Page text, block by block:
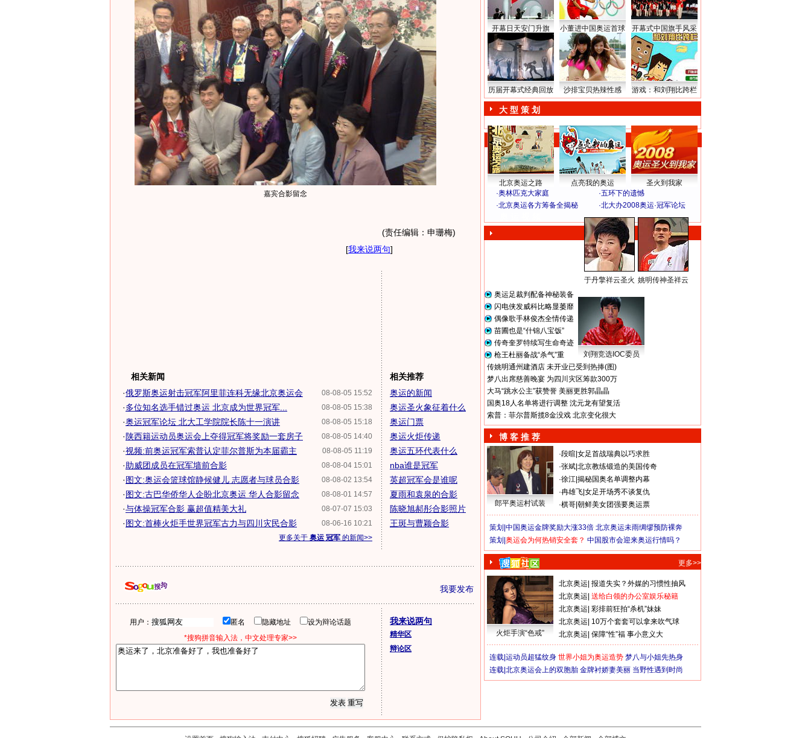
嘉宾合影留念
(责任编辑：申珊梅)
[我来说两句]
相关新闻
08-08-05 15:52
·俄罗斯奥运射击冠军阿里菲连科无缘北京奥运会
08-08-05 15:38
·多位知名选手错过奥运 北京成为世界冠军...
08-08-05 15:18
·奥运冠军论坛 北大工学院院长陈十一演讲
08-08-05 14:40
· 陕西籍运动员奥运会上夺得冠军将奖励一套房子
08-08-05 11:19
·视频:前奥运冠军索普认定菲尔普斯为本届霸主
08-08-04 15:01
·助威团成员在冠军墙前合影
08-08-02 13:54
·图文:奥运会篮球馆静候健儿 志愿者与球员合影
08-08-01 14:57
·图文:古巴华侨华人企盼北京奥运 华人合影留念
08-07-07 15:03
·与体操冠军合影 赢超值精美大礼
08-06-16 10:21
·图文:首棒火炬手世界冠军古力与四川灾民合影
更多关于 奥运 冠军 的新闻>>
相关推荐
奥运的新闻
奥运圣火象征着什么
奥运门票
奥运火炬传递
奥运五环代表什么
nba谁是冠军
英超冠军会是谁呢
夏雨和袁泉的合影
陈晓旭郝彤合影照片
王斑与曹颖合影
我要发布
用户： 匿名 隐藏地址
设为辩论话题
*搜狗拼音输入法，中文处理专家>>
我来说两句
精华区
辩论区
开幕日天安门升旗 小董进中国奥运首球 开幕式中国旗手风采
历届开幕式经典回放 沙排宝贝热辣性感 游戏：和刘翔比跨栏
大 型 策 划
北京奥运之路 点亮我的奥运
圣火到我家
·奥林匹克大家庭 ·五环下的遗憾
·北京奥运各方筹备全揭秘 ·北大办2008奥运·冠军论坛
于丹擎祥云圣火 姚明传神圣祥云
奥运足裁判配备神秘装备
闪电侠发威科比略显萎靡
偶像歌手林俊杰全情传递
苗圃也是“什锦八宝饭”
传奇奎罗特续写生命奇迹
枪王杜丽备战“杀气”重
刘翔竞选IOC委员
传姚明通州建酒店 未开业已受到热捧(图)
梦八出席慈善晚宴 为四川灾区筹款300万
大马“跳水公主”获赞誉 美丽更胜郭晶晶
国奥18人名单将进行调整 沈元龙有望复活
索普：菲尔普斯揽8金没戏 北京变化很大
博 客 推 荐
郎平奥运村试装
·段暄 女足首战瑞典以巧求胜
·张斌 北京教练锻造的美国传奇
·徐江 揭秘国奥名单调整内幕
·冉雄飞 女足开场秀不谈复仇
·棋哥 朝鲜美女团强要奥运票
策划| 中国奥运金牌奖励大涨33倍 北京奥运未雨绸缪预防裸奔
策划| 奥运会为何热销安全套？ 中国股市会迎来奥运行情吗？
更多>>
火炬手演“色戒”
北京奥运 报道失实？外媒的习惯性抽风
北京奥运 送给白领的办公室娱乐秘籍
北京奥运 彩排前狂拍“杀机”妹妹
北京奥运 10万个套套可以拿来吹气球
北京奥运 保障“性”福 事小意义大
连载| 运动员超猛纹身 世界小姐为奥运造势 梦八与小姐先热身
连载| 北京奥运会上的双胞胎 金牌衬娇妻美丽 当野性遇到时尚